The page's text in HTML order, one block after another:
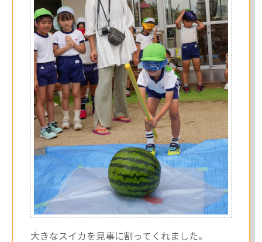
大きなスイカを見事に割ってくれました。